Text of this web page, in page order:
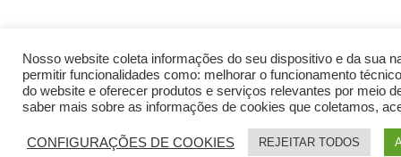
Nosso website coleta informações do seu dispositivo e da sua
permitir funcionalidades como: melhorar o funcionamento
do website e oferecer produtos e serviços relevantes por meio
saber mais sobre as informações de cookies que coletamos,
CONFIGURAÇÕES DE COOKIES REJEITAR TODOS